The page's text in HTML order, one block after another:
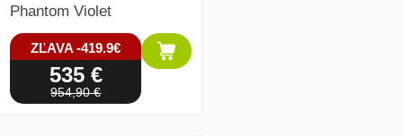
Phantom Violet
ZĽAVA -419.9€
535 €
954,90 €